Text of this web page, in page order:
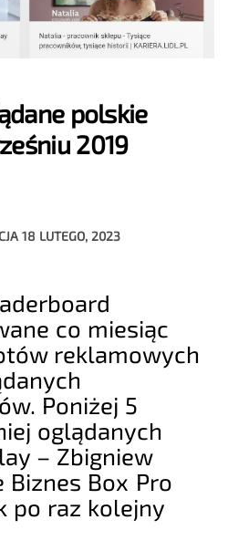
polskie
2019
18 LUTEGO, 2023
co miesiąc
reklamowych
Poniżej 5
oglądanych
– Zbigniew
Biznes Box Pro
po raz kolejny